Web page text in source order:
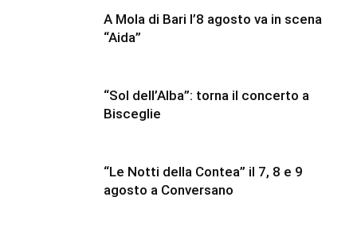
A Mola di Bari l’8 agosto va in scena
“Aida”
“Sol dell’Alba”: torna il concerto a
Bisceglie
“Le Notti della Contea” il 7, 8 e 9
agosto a Conversano